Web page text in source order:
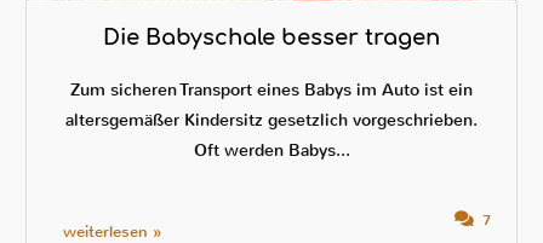
Die Babyschale besser tragen
Zum sicheren Transport eines Babys im Auto ist ein
altersgemäßer Kindersitz gesetzlich vorgeschrieben.
Oft werden Babys...
7
weiterlesen »